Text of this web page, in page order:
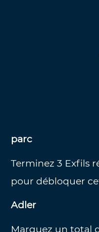
parc
Terminez 3 Exfils
pour débloquer
Adler
Marquez un total